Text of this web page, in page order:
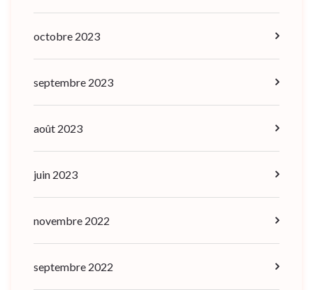
octobre 2023
septembre 2023
août 2023
juin 2023
novembre 2022
septembre 2022